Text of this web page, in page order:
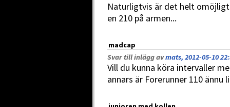
Naturligtvis är det helt
en 210 på armen...
madcap
Svar till inlägg avmats, 2012-05-10
Vill du kunna köra intervaller
annars är Forerunner 110